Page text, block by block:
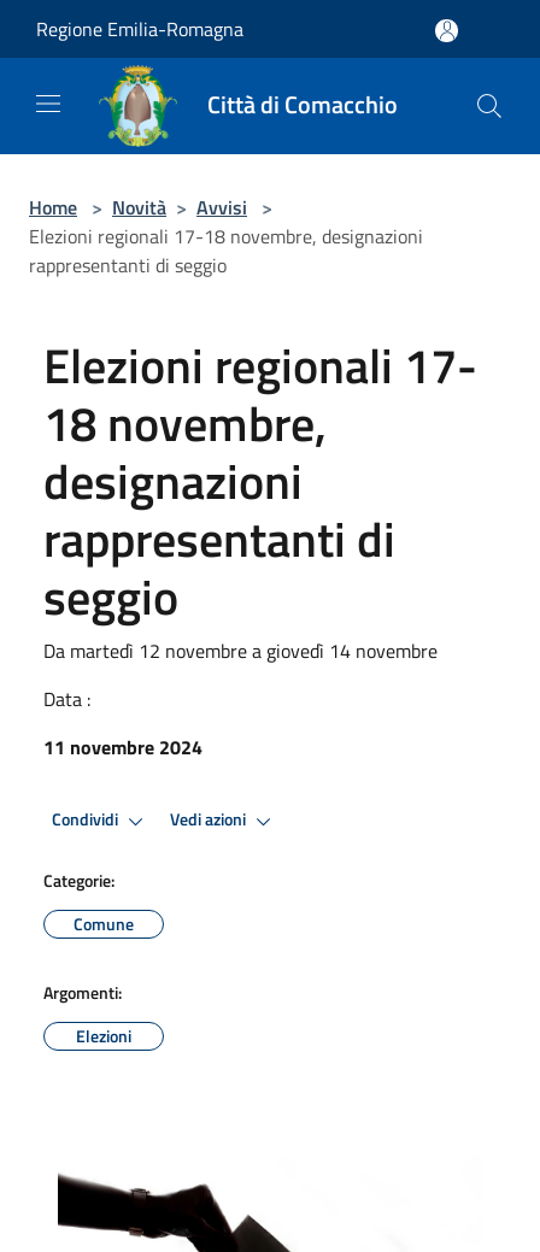
Regione Emilia-Romagna
Città di Comacchio
Home > Novità > Avvisi >
Elezioni regionali 17-18 novembre, designazioni
rappresentanti di seggio
Elezioni regionali 17-
18 novembre,
designazioni
rappresentanti di
seggio
Da martedì 12 novembre a giovedì 14 novembre
Data :
11 novembre 2024
Condividi Vedi azioni
Categorie:
Comune
Argomenti:
Elezioni